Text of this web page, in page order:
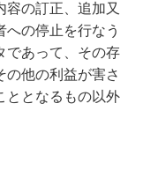
容の訂正、追加又
への停止を行なう
であって、その存
の他の利益が害さ
ととなるもの以外